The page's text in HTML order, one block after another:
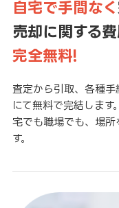
自宅で手間なく
売却に関する
完全無料!
査定から引取、各種
にて無料で完結します
宅でも職場でも、場
す。